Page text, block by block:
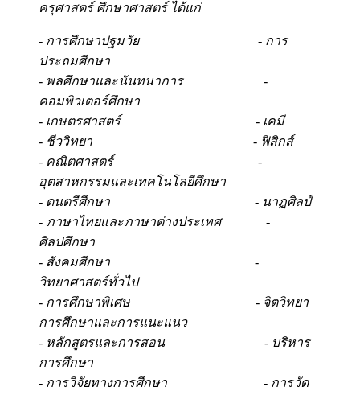
ครุศาสตร์ ศึกษาศาสตร์ ได้แก่
- การศึกษาปฐมวัย - การ
ประถมศึกษา
- พลศึกษาและนันทนาการ -
คอมพิวเตอร์ศึกษา
- เกษตรศาสตร์ - เคมี
- ชีววิทยา - ฟิสิกส์
- คณิตศาสตร์ -
อุตสาหกรรมและเทคโนโลยีศึกษา
- ดนตรีศึกษา - นาฏศิลป์
- ภาษาไทยและภาษาต่างประเทศ -
ศิลปศึกษา
- สังคมศึกษา -
วิทยาศาสตร์ทั่วไป
- การศึกษาพิเศษ - จิตวิทยา
การศึกษาและการแนะแนว
- หลักสูตรและการสอน - บริหาร
การศึกษา
- การวิจัยทางการศึกษา - การวัด